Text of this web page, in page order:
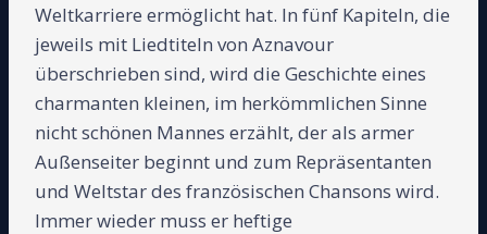
Weltkarriere ermöglicht hat. In fünf Kapiteln, die
jeweils mit Liedtiteln von Aznavour
überschrieben sind, wird die Geschichte eines
charmanten kleinen, im herkömmlichen Sinne
nicht schönen Mannes erzählt, der als armer
Außenseiter beginnt und zum Repräsentanten
und Weltstar des französischen Chansons wird.
Immer wieder muss er heftige